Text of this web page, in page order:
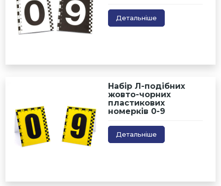
Детальніше
Набір Л-подібних
жовто-чорних
пластикових
номерків 0-9
Детальніше